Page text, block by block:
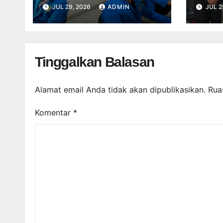
Distribusi Produk
Digital Berbasis API
SMART pada PT Chika
JUL 29, 2026 ADMIN
Data
JUL
Tinggalkan Balasan
Alamat email Anda tidak akan dipublikasikan.
Komentar *